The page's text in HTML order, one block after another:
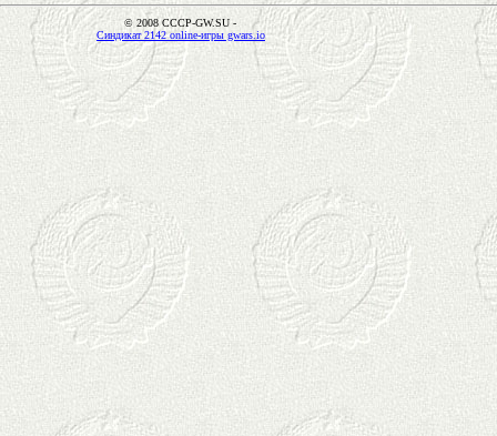
© 2008 CCCP-GW.SU -
Синдикат 2142 online-игры gwars.io